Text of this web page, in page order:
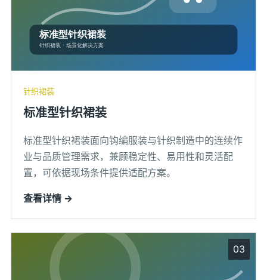
针织裙装
标准型针织裙装
标准型针织裙装面向钩编服装与针织制造中的连续作
业与品质管理需求，兼顾稳定性、易用性和灵活配
置，可依据现场条件提供适配方案。
查看详情 →
03